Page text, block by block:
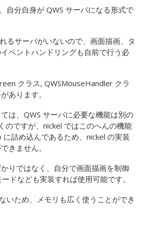
自分自身が QWS サーバになる形式で
るサーバがいないので、画面描画、タ
ベントハンドリングも自前で行う必
クラス, QWSMouseHandler クラ
あります。
は、QWS サーバに必要な機能は別の
のですが、nickel ではこのへんの機能
に詰め込んであるため、nickel の実装
きません。
りではなく、自分で画面描画を制御
ドなども実装すれば使用可能です。
いため、メモリも広く使うことができ